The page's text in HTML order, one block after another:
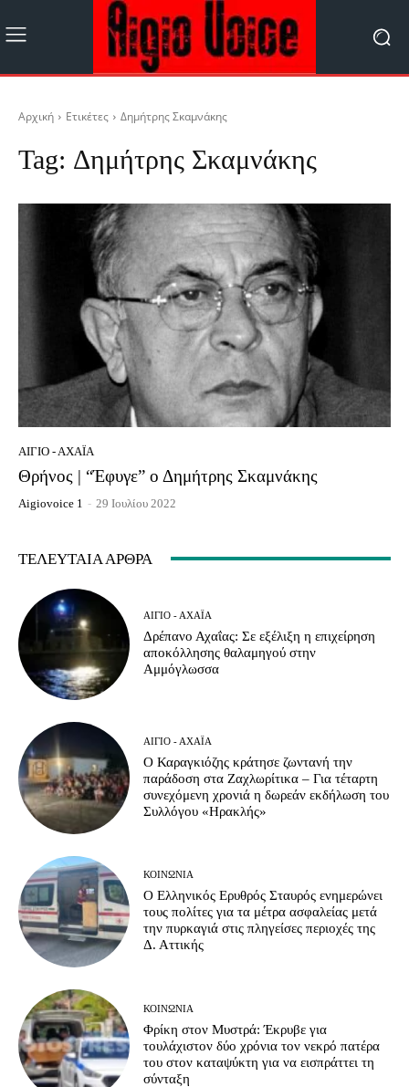
Αρχική Ετικέτες Δημήτρης Σκαμνάκης
Tag: Δημήτρης Σκαμνάκης
ΑΊΓΙΟ - ΑΧΑΪ́Α
Θρήνος | “Έφυγε” ο Δημήτρης Σκαμνάκης
Aigiovoice 1 - 29 Ιουλίου 2022
ΤΕΛΕΥΤΑΊΑ ΆΡΘΡΑ
ΑΊΓΙΟ - ΑΧΑΪ́Α
Δρέπανο Αχαΐας: Σε εξέλιξη η επιχείρηση
αποκόλλησης θαλαμηγού στην
Αμμόγλωσσα
ΑΊΓΙΟ - ΑΧΑΪ́Α
Ο Καραγκιόζης κράτησε ζωντανή την
παράδοση στα Ζαχλωρίτικα – Για τέταρτη
συνεχόμενη χρονιά η δωρεάν εκδήλωση του
Συλλόγου «Ηρακλής»
ΚΟΙΝΩΝΊΑ
Ο Ελληνικός Ερυθρός Σταυρός ενημερώνει
τους πολίτες για τα μέτρα ασφαλείας μετά
την πυρκαγιά στις πληγείσες περιοχές της
Δ. Αττικής
ΚΟΙΝΩΝΊΑ
Φρίκη στον Μυστρά: Έκρυβε για
τουλάχιστον δύο χρόνια τον νεκρό πατέρα
του στον καταψύκτη για να εισπράττει τη
σύνταξη